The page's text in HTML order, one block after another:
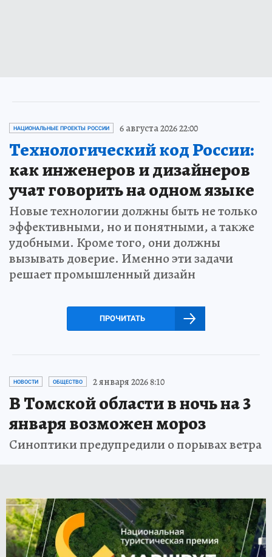
НАЦИОНАЛЬНЫЕ ПРОЕКТЫ РОССИИ 6 августа 2026 22:00
Технологический код России:
как инженеров и дизайнеров
учат говорить на одном языке
Новые технологии должны быть не только
эффективными, но и понятными, а также
удобными. Кроме того, они должны
вызывать доверие. Именно эти задачи
решает промышленный дизайн
ПРОЧИТАТЬ
НОВОСТИ ОБЩЕСТВО 2 января 2026 8:10
В Томской области в ночь на 3
января возможен мороз
Синоптики предупредили о порывах ветра